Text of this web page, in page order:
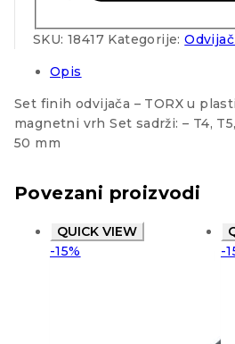
SKU: 18417 Kategorije:
Opis
Set finih odvijača – TORX u
magnetni vrh Set sadrži: – T4,
50 mm
Povezani proizvodi
QUICK VIEW
-15%
-